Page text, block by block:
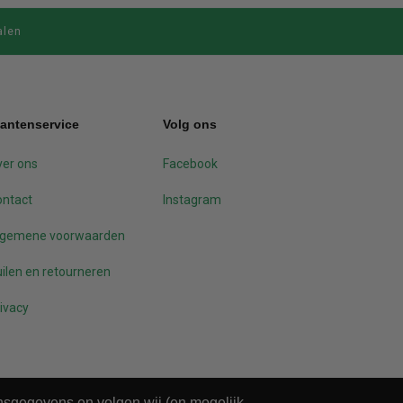
ons
voorwaarden
en retourneren
Volg ons
Facebook
Instagram